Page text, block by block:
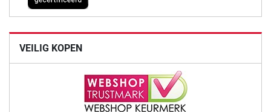
VEILIG KOPEN